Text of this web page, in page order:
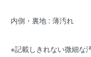
内側・裏地 : 薄汚れ
※記載しきれない微細な